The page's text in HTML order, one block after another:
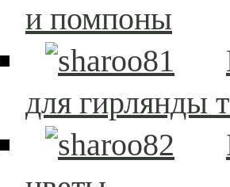
и помпоны
для гирлянды